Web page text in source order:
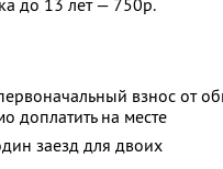
до 13 лет — 750р.
взнос от
доплатить на месте
заезд для двоих